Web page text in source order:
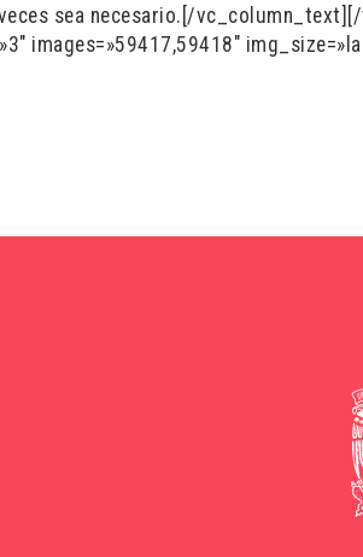
sea necesario.[/
images=»59417,59418″